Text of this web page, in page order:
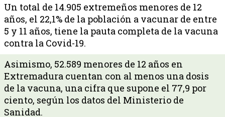
Un total de 14.905 extremeños menores de 12
años, el 22,1% de la población a vacunar de entre
5 y 11 años, tiene la pauta completa de la vacuna
contra la Covid-19.
Asimismo, 52.589 menores de 12 años en
Extremadura cuentan con al menos una dosis
de la vacuna, una cifra que supone el 77,9 por
ciento, según los datos del Ministerio de
Sanidad.